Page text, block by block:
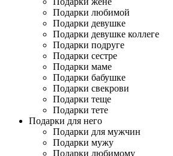
Подарки любимой
Подарки девушке
Подарки девушке коллеге
Подарки подруге
Подарки сестре
Подарки маме
Подарки бабушке
Подарки свекрови
Подарки теще
Подарки тете
Подарки для него
Подарки для мужчин
Подарки мужу
Подарки любимому